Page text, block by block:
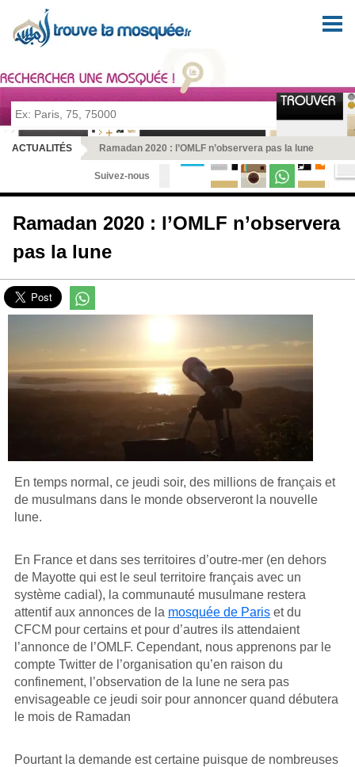
Pour prier en tout lieu et en toute sérénité
ACTUALITÉS Ramadan 2020 : l’OMLF n’observera pas la lune
Suivez-nous
Ramadan 2020 : l’OMLF n’observera
pas la lune
En temps normal, ce jeudi soir, des millions de français et
de musulmans dans le monde observeront la nouvelle
lune.
En France et dans ses territoires d’outre-mer (en dehors
de Mayotte qui est le seul territoire français avec un
système cadial), la communauté musulmane restera
attentif aux annonces de la mosquée de Paris et du
CFCM pour certains et pour d’autres ils attendaient
l’annonce de l’OMLF. Cependant, nous apprenons par le
compte Twitter de l’organisation qu’en raison du
confinement, l’observation de la lune ne sera pas
envisageable ce jeudi soir pour annoncer quand débutera
le mois de Ramadan
Pourtant la demande est certaine puisque de nombreuses